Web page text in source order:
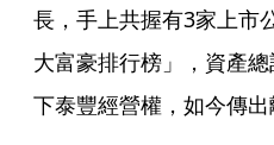
長，手上共握有3家上市
大富豪排行榜」，資產
下泰豐經營權，如今傳出